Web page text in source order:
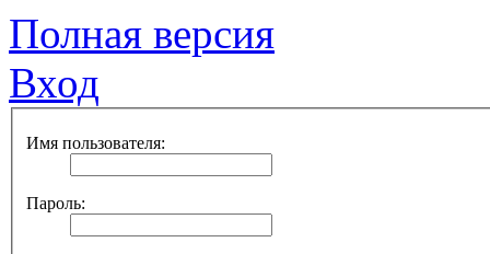
Полная версия
Вход
Имя пользователя:
Пароль: